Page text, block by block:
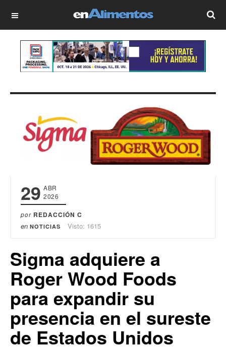
OFF CANVAS
29 ABR
2026
por REDACCIÓN C
en NOTICIAS Visto: 1615
Sigma adquiere a
Roger Wood Foods
para expandir su
presencia en el sureste
de Estados Unidos